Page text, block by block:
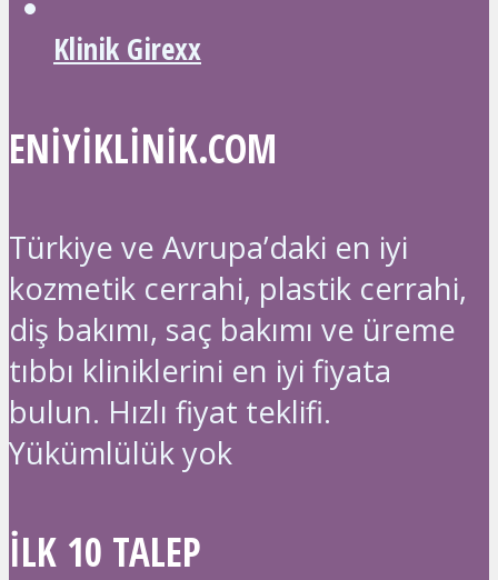
Klinik Girexx
ENIYIKLINIK.COM
Türkiye ve Avrupa’daki en iyi
kozmetik cerrahi, plastik cerrahi,
diş bakımı, saç bakımı ve üreme
tıbbı kliniklerini en iyi fiyata
bulun. Hızlı fiyat teklifi.
Yükümlülük yok
İLK 10 TALEP